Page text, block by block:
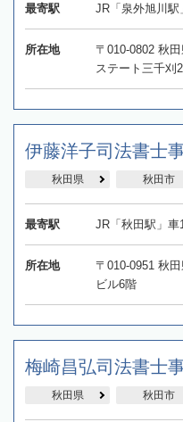
最寄駅 JR「泉外旭川駅
所在地
〒010-0802 秋
ステート三千刈
伊藤洋子司法書士
秋田県 秋田市
最寄駅 JR「秋田駅」車
所在地
〒010-0951 秋
ビル6階
梅崎昌弘司法書士
秋田県 秋田市